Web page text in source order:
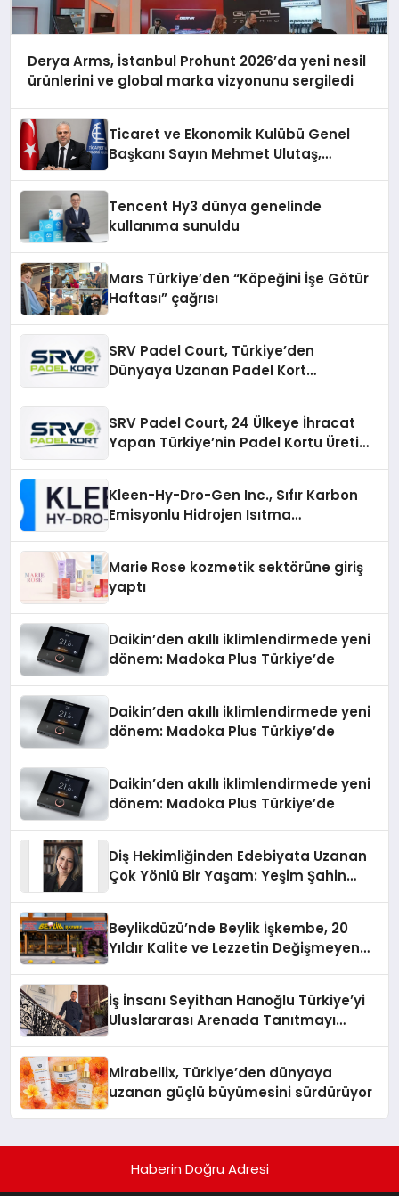
Derya Arms, İstanbul Prohunt 2026’da yeni nesil
ürünlerini ve global marka vizyonunu sergiledi
Ticaret ve Ekonomik Kulübü Genel
Başkanı Sayın Mehmet Ulutaş,
Tencent Hy3 dünya genelinde
kullanıma sunuldu
Mars Türkiye’den “Köpeğini İşe Götür
Haftası” çağrısı
SRV Padel Court, Türkiye’den
Dünyaya Uzanan Padel Kort
SRV Padel Court, 24 Ülkeye İhracat
Yapan Türkiye’nin Padel Kortu Üretim
Kleen-Hy-Dro-Gen Inc., Sıfır Karbon
Emisyonlu Hidrojen Isıtma
Marie Rose kozmetik sektörüne giriş
yaptı
Daikin’den akıllı iklimlendirmede yeni
dönem: Madoka Plus Türkiye’de
Daikin’den akıllı iklimlendirmede yeni
dönem: Madoka Plus Türkiye’de
Daikin’den akıllı iklimlendirmede yeni
dönem: Madoka Plus Türkiye’de
Diş Hekimliğinden Edebiyata Uzanan
Çok Yönlü Bir Yaşam: Yeşim Şahin
Beylikdüzü’nde Beylik İşkembe, 20
Yıldır Kalite ve Lezzetin Değişmeyen
İş İnsanı Seyithan Hanoğlu Türkiye’yi
Uluslararası Arenada Tanıtmayı
Mirabellix, Türkiye’den dünyaya
uzanan güçlü büyümesini sürdürüyor
Haberin Doğru Adresi